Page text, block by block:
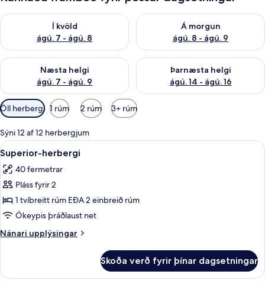
Í kvöld
ágú. 7 - ágú. 8
Athuga framboð í kvöld ágú. 7 - ágú. 8
Á morgun
ágú. 8 - ágú. 9
Athuga framboð á morgun
Næsta helgi
ágú. 7 - ágú. 9
Athuga framboð næstu helgi ágú. 7 - ágú. 9
Þarnæsta helgi
ágú. 14 - ágú. 16
Athuga framboð þarnæstu
Síur
í
boði
fyrir
herbergi
Öll herbergi 1 rúm 2 rúm 3+ rúm
Sýni 12 af 12 herbergjum
Skoða
allar
myndir
fyrir
Superior-
herbergi
Rúmföt af bestu gerð, míníbar,
8
Superior-herbergi
40 fermetrar
Pláss fyrir 2
1 tvíbreitt rúm EÐA 2 einbreið rúm
Ókeypis þráðlaust net
Nánari upplýsingar
Nánari
herbergi
Skoða verð fyrir þínar dagsetningar